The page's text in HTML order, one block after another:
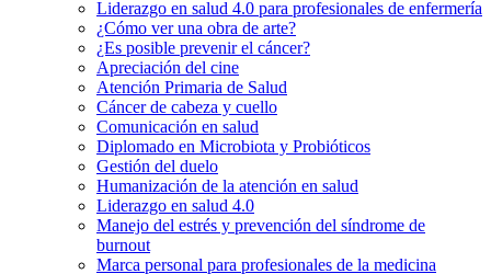
Liderazgo en salud 4.0 para profesionales de enfermería
¿Cómo ver una obra de arte?
¿Es posible prevenir el cáncer?
Apreciación del cine
Atención Primaria de Salud
Cáncer de cabeza y cuello
Comunicación en salud
Diplomado en Microbiota y Probióticos
Gestión del duelo
Humanización de la atención en salud
Liderazgo en salud 4.0
Manejo del estrés y prevención del síndrome de
burnout
Marca personal para profesionales de la medicina